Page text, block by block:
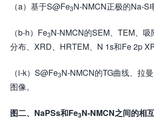
（a）基于S@Fe3N-NMCN正极的Na-S
（b-h）Fe3N-NMCN的SEM、TEM、
分布、XRD、HRTEM、N 1s和Fe 2p
（i-k）S@Fe3N-NMCN的TG曲线、拉
图像。
图二、NaPSs和Fe3N-NMCN之间的相